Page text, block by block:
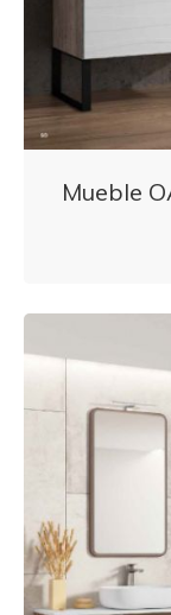
Mueble